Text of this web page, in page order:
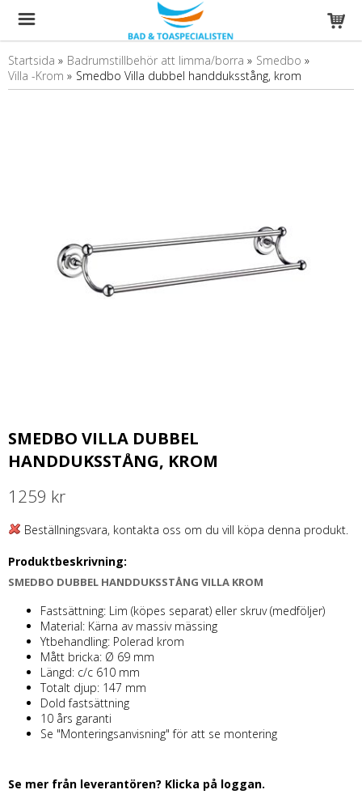
Startsida » Badrumstillbehör att limma/borra » Smedbo »
Villa -Krom » Smedbo Villa dubbel handduksstång, krom
SMEDBO VILLA DUBBEL
HANDDUKSSTÅNG, KROM
1259 kr
Beställningsvara, kontakta oss om du vill köpa denna produkt.
Produktbeskrivning:
SMEDBO DUBBEL HANDDUKSSTÅNG VILLA KROM
Fastsättning: Lim (köpes separat) eller skruv (medföljer)
Material: Kärna av massiv mässing
Ytbehandling: Polerad krom
Mått bricka: Ø 69 mm
Längd: c/c 610 mm
Totalt djup: 147 mm
Dold fastsättning
10 års garanti
Se "Monteringsanvisning" för att se montering
Se mer från leverantören? Klicka på loggan.